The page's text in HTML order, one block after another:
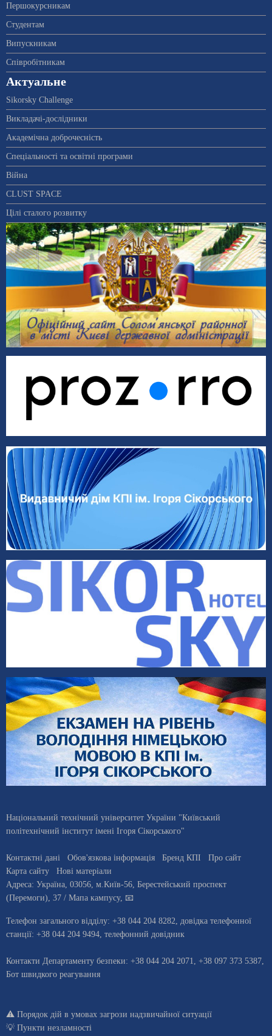
Першокурсникам
Студентам
Випускникам
Співробітникам
Актуальне
Sikorsky Challenge
Викладачі-дослідники
Академічна доброчесність
Спеціальності та освітні програми
Війна
CLUST SPACE
Цілі сталого розвитку
Національний технічний університет України "Київський
політехнічний інститут імені Ігоря Сікорського"
Контактні дані Обов'язкова інформація Бренд КПІ
Про сайт
Карта сайту
Нові матеріали
Адреса: Україна 03056 , м. Київ-56, Берестейський проспект
(Перемоги), 37 / Мапа кампусу, 📧
Телефон загального відділу: +38 044 204 8282, довiдка телефонної
станцiї: +38 044 204 9494, телефонний довідник
Контакти Департаменту безпеки: +38 044 204 2071, +38 097 373 5387,
Бот швидкого реагування
⚠️ Порядок дій в умовах загрози надзвичайної ситуації
💡 Пункти незламності